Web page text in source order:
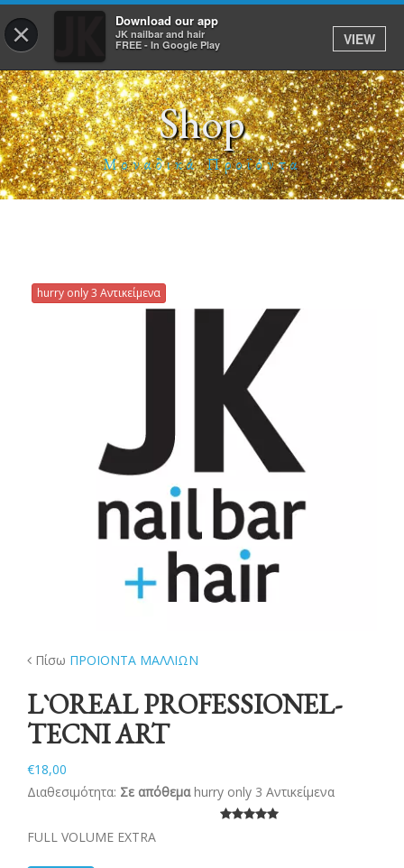
× Download our app
JK nailbar and hair
FREE - In Google Play
VIEW
Σύνδεση
ΑΡΧΙΚΗ
ΥΠΗΡΕΣΙΕΣ
ΕΡΓΑΣΙΑ
ΕΠΙΚΟΙΝΩΝΙΑ
Shop
Μοναδικά Προϊόντα
hurry only 3 Αντικείμενα
Πίσω ΠΡΟΙΟΝΤΑ ΜΑΛΛΙΩΝ
L`OREAL PROFESSIONEL-
TECNI ART
€18,00
Διαθεσιμότητα: Σε απόθεμαhurry only 3 Αντικείμενα
FULL VOLUME EXTRA